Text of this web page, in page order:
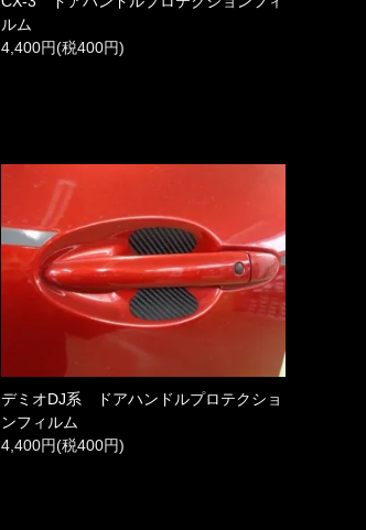
ルム
4,400円(税400円)
デミオDJ系 ドアハンドルプロテクショ
ンフィルム
4,400円(税400円)